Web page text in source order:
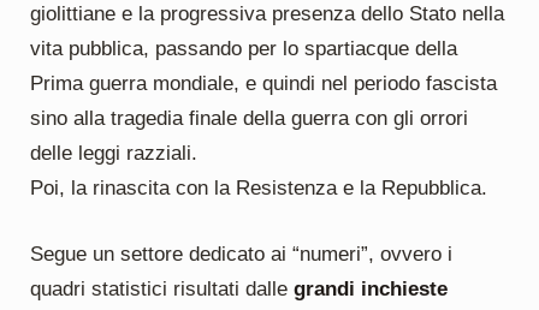
giolittiane e la progressiva presenza dello Stato nella
vita pubblica, passando per lo spartiacque della
Prima guerra mondiale, e quindi nel periodo fascista
sino alla tragedia finale della guerra con gli orrori
delle leggi razziali.
Poi, la rinascita con la Resistenza e la Repubblica.
Segue un settore dedicato ai “numeri”, ovvero i
quadri statistici risultati dalle grandi inchieste